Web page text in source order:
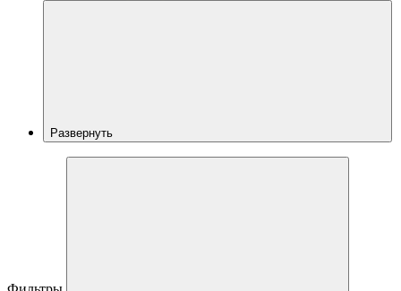
Развернуть